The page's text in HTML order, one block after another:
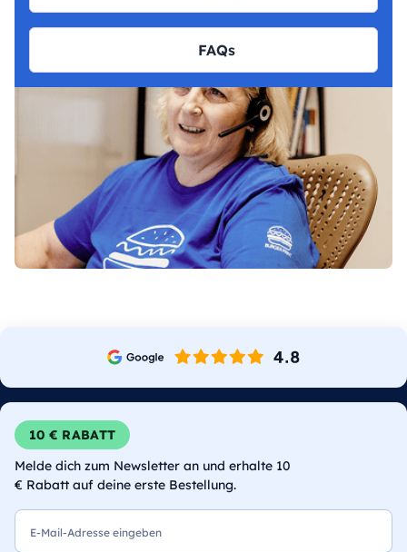
FAQs
10 € RABATT
Melde dich zum Newsletter an und erhalte 10
€ Rabatt auf deine erste Bestellung.